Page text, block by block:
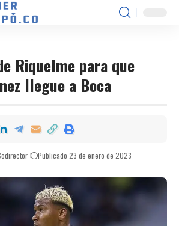
Riquelme para que
llegue a Boca
Publicado 23 de enero de 2023